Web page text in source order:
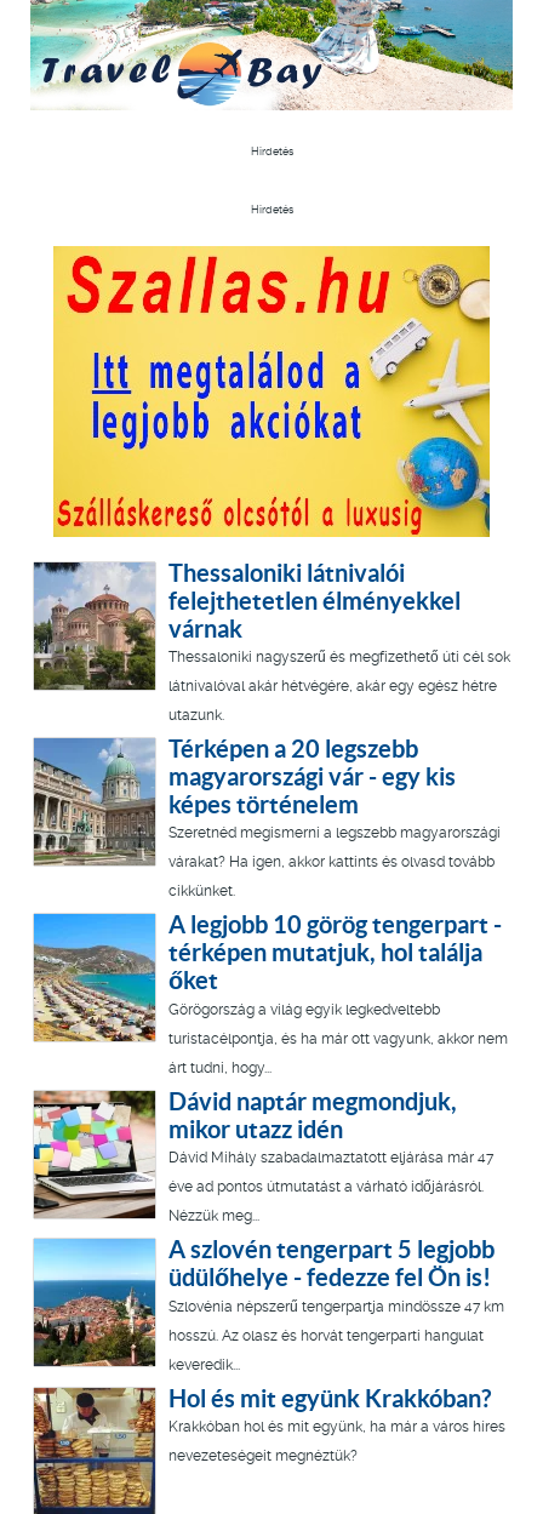
Hirdetés
Hirdetés
Thessaloniki látnivalói
felejthetetlen élményekkel
várnak
Thessaloniki nagyszerű és megfizethető úti cél sok
látnivalóval akár hétvégére, akár egy egész hétre
utazunk.
Térképen a 20 legszebb
magyarországi vár - egy kis
képes történelem
Szeretnéd megismerni a legszebb magyarországi
várakat? Ha igen, akkor kattints és olvasd tovább
cikkünket.
A legjobb 10 görög tengerpart -
térképen mutatjuk, hol találja
őket
Görögország a világ egyik legkedveltebb
turistacélpontja, és ha már ott vagyunk, akkor nem
árt tudni, hogy...
Dávid naptár megmondjuk,
mikor utazz idén
Dávid Mihály szabadalmaztatott eljárása már 47
éve ad pontos útmutatást a várható időjárásról.
Nézzük meg...
A szlovén tengerpart 5 legjobb
üdülőhelye - fedezze fel Ön is!
Szlovénia népszerű tengerpartja mindössze 47 km
hosszú. Az olasz és horvát tengerparti hangulat
keveredik...
Hol és mit együnk Krakkóban?
Krakkóban hol és mit együnk, ha már a város híres
nevezeteségeit megnéztük?